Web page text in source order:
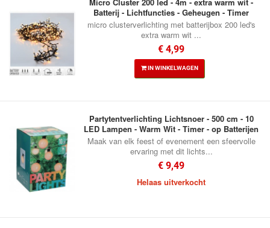
Batterij - Lichtfuncties - Geheugen - Timer
micro clusterverlichting met batterijbox 200 led's
extra warm wit ...
€ 4,99
IN WINKELWAGEN
Partytentverlichting Lichtsnoer - 500 cm - 10
LED Lampen - Warm Wit - Timer - op Batterijen
Maak van elk feest of evenement een sfeervolle
ervaring met dit lichts...
€ 9,49
Helaas uitverkocht